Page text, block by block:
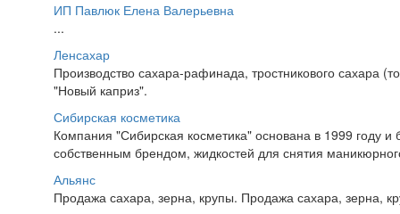
ИП Павлюк Елена Валерьевна
...
Ленсахар
Производство сахара-рафинада, тростникового сахара
"Новый каприз".
Сибирская косметика
Компания "Сибирская косметика" основана в 1999 году и
собственным брендом, жидкостей для снятия
Альянс
Продажа сахара, зерна, крупы. Продажа сахара, зерна,